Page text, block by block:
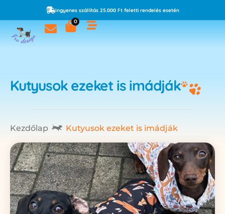
Ingyenes szállítás 25.000 Ft feletti rendelés esetén
0
Kutyusok ezeket is imádják
Kezdőlap Kutyusok ezeket is imádják